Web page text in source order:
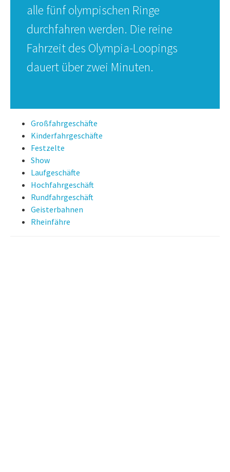
alle fünf olympischen Ringe
durchfahren werden. Die reine
Fahrzeit des Olympia-Loopings
dauert über zwei Minuten.
Großfahrgeschäfte
Kinderfahrgeschäfte
Festzelte
Show
Laufgeschäfte
Hochfahrgeschäft
Rundfahrgeschäft
Geisterbahnen
Rheinfähre